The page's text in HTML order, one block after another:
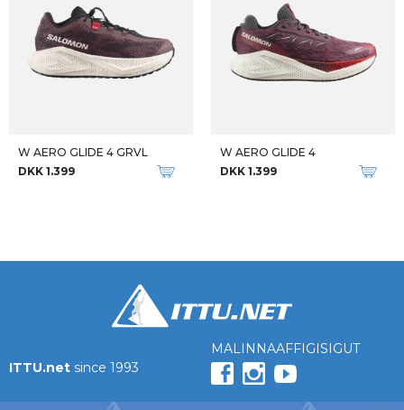
W AERO GLIDE 4 GRVL
DKK 1.399
W AERO GLIDE 4
DKK 1.399
ITTU.net since 1993
MALINNAAFFIGISIGUT